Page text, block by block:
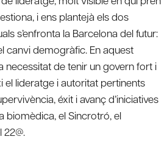
i ens plantejà els dos
s’enfronta la Barcelona del futur:
canvi demogràfic. En aquest
necessitat de tenir un govern fort i
el lideratge i autoritat pertinents
éxit i avanç d’iniciatives
biomèdica, el Sincrotró, el